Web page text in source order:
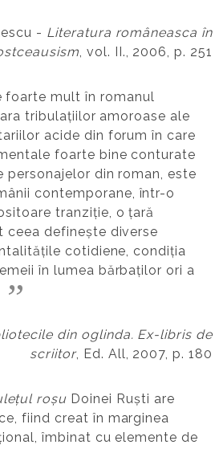
- Literatura româneasca în
, vol. II., 2006, p. 251
foarte mult în romanul
tribulațiilor amoroase ale
acide din forum în care
foarte bine conturate
personajelor din roman, este
contemporane, într-o
tranziție, o țară
definește diverse
cotidiene, condiția
în lumea bărbaților ori a
din oglinda. Ex-libris de
scriitor, Ed. All, 2007, p. 180
roșu Doinei Ruști are
fiind creat în marginea
îmbinat cu elemente de